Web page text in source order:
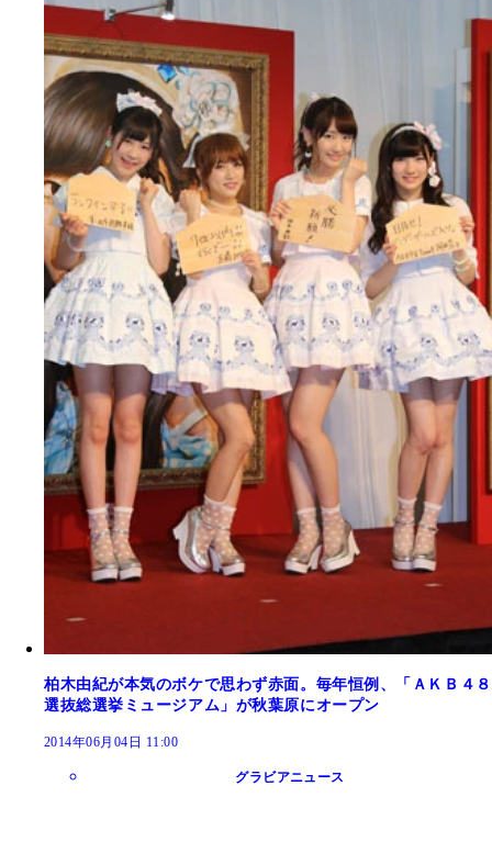
柏木由紀が本気のボケで思わず赤面。毎年恒例、「ＡＫＢ４８
選抜総選挙ミュージアム」が秋葉原にオープン
2014年06月04日 11:00
グラビアニュース